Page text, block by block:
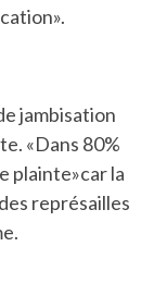
jambisation
«Dans 80%
plainte»car la
représailles